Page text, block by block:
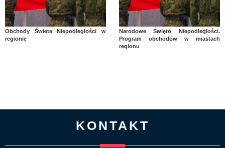
Obchody Święta Niepodległości w
regionie
Narodowe Święto Niepodległości.
Program obchodów w miastach
regionu
KONTAKT